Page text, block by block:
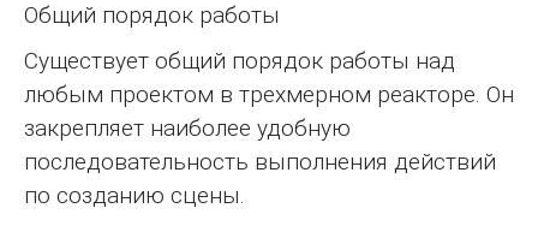
Общий порядок работы
Существует общий порядок работы над
любым проектом в трехмерном реакторе. Он
закрепляет наиболее удобную
последовательность выполнения действий
по созданию сцены.